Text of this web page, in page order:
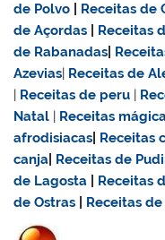
de Polvo
Receitas de
de Açordas
Receitas
de Rabanadas
Azevias| Receitas de
| Receitas de peru |
Natal | Receitas
afrodisiacas Receitas
canja Receitas de
de Lagosta
Receitas
de Ostras
Receitas